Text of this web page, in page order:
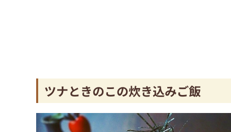
ツナときのこの炊き込みご飯